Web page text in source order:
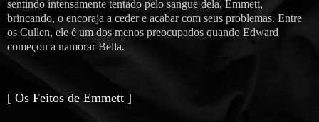
sentindo intensamente tentado pelo sangue dela, Emmett,
brincando, o encoraja a ceder e acabar com seus problemas. Entre
os Cullen, ele é um dos menos preocupados quando Edward
começou a namorar Bella.
[ Os Feitos de Emmett ]